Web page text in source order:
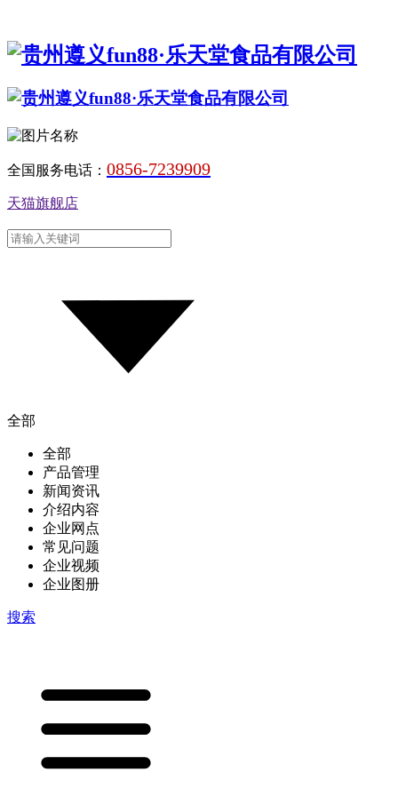
全国服务电话： 0856-7239909
天猫旗舰店
全部
全部
产品管理
新闻资讯
介绍内容
企业网点
常见问题
企业视频
企业图册
搜索